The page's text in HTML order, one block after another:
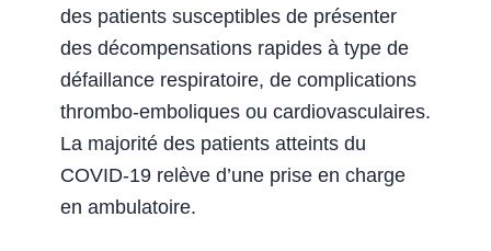
des patients susceptibles de présenter
des décompensations rapides à type de
défaillance respiratoire, de complications
thrombo-emboliques ou cardiovasculaires.
La majorité des patients atteints du
COVID-19 relève d’une prise en charge
en ambulatoire.